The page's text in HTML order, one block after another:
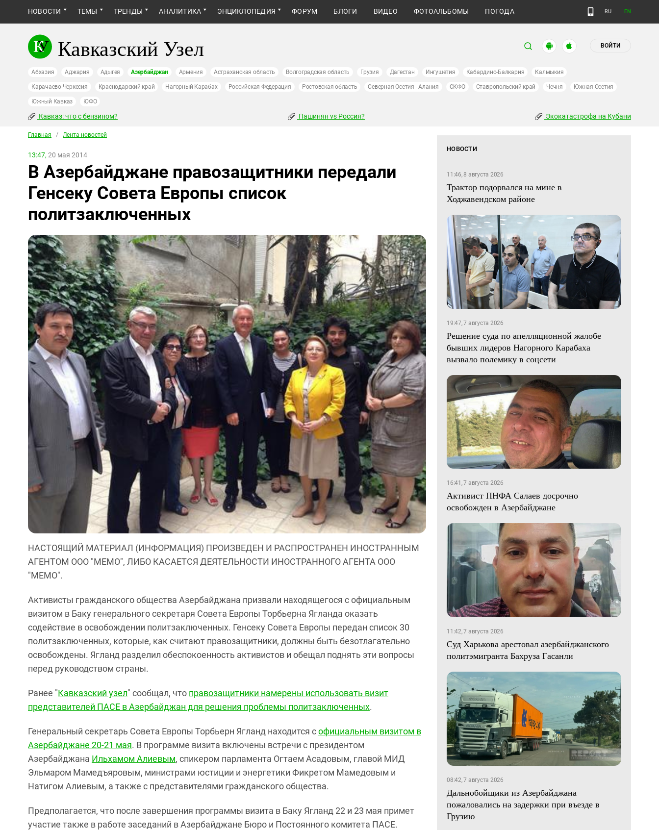
НОВОСТИ ТЕМЫ ТРЕНДЫ АНАЛИТИКА ЭНЦИКЛОПЕДИЯ ФОРУМ БЛОГИ ВИДЕО ФОТОАЛЬБОМЫ ПОГОДА RU EN
Кавказский Узел ВОЙТИ
Абхазия Аджария Адыгея Азербайджан Армения Астраханская область Волгоградская область Грузия Дагестан Ингушетия Кабардино-Балкария Калмыкия
Карачаево-Черкесия Краснодарский край Нагорный Карабах Российская Федерация Ростовская область Северная Осетия - Алания СКФО Ставропольский край Чечня Южная Осетия
Южный Кавказ ЮФО
Кавказ: что с бензином? Пашинян vs Россия? Экокатастрофа на Кубани
Главная / Лента новостей
13:47, 20 мая 2014
В Азербайджане правозащитники передали
Генсеку Совета Европы список
политзаключенных
НАСТОЯЩИЙ МАТЕРИАЛ (ИНФОРМАЦИЯ) ПРОИЗВЕДЕН И РАСПРОСТРАНЕН ИНОСТРАННЫМ
АГЕНТОМ ООО "МЕМО", ЛИБО КАСАЕТСЯ ДЕЯТЕЛЬНОСТИ ИНОСТРАННОГО АГЕНТА ООО
"МЕМО".
Активисты гражданского общества Азербайджана призвали находящегося с официальным
визитом в Баку генерального секретаря Совета Европы Торбьерна Ягланда оказать
содействие в освобождении политзаключенных. Генсеку Совета Европы передан список 30
политзаключенных, которые, как считают правозащитники, должны быть безотлагательно
освобождены. Ягланд разделил обеспокоенность активистов и обещал поднять эти вопросы
перед руководством страны.
Ранее "Кавказский узел" сообщал, что правозащитники намерены использовать визит
представителей ПАСЕ в Азербайджан для решения проблемы политзаключенных.
Генеральный секретарь Совета Европы Торбьерн Ягланд находится софициальным визитом в
Азербайджане 20-21 мая. В программе визита включены встречи с президентом
Азербайджана Ильхамом Алиевым, спикером парламента Огтаем Асадовым, главой МИД
Эльмаром Мамедъяровым, министрами юстиции и энергетики Фикретом Мамедовым и
Натигом Алиевым, а также с представителями гражданского общества.
Предполагается, что после завершения программы визита в Баку Ягланд 22 и 23 мая примет
участие также в работе заседаний в Азербайджане Бюро и Постоянного комитета ПАСЕ.
НОВОСТИ
11:46, 8 августа 2026
Трактор подорвался на мине в
Ходжавендском районе
19:47, 7 августа 2026
Решение суда по апелляционной жалобе
бывших лидеров Нагорного Карабаха
вызвало полемику в соцсети
16:41, 7 августа 2026
Активист ПНФА Салаев досрочно
освобожден в Азербайджане
11:42, 7 августа 2026
Суд Харькова арестовал азербайджанского
политэмигранта Бахруза Гасанли
08:42, 7 августа 2026
Дальнобойщики из Азербайджана
пожаловались на задержки при въезде в
Грузию